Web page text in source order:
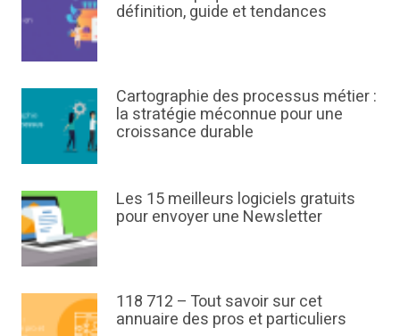
définition, guide et tendances
Cartographie des processus métier :
la stratégie méconnue pour une
croissance durable
Les 15 meilleurs logiciels gratuits
pour envoyer une Newsletter
118 712 – Tout savoir sur cet
annuaire des pros et particuliers